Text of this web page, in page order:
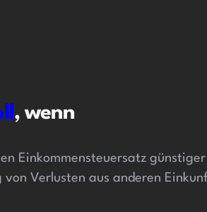
, wenn
Einkommensteuersatz
von Verlusten aus anderen